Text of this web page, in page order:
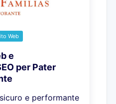
Web
e
per Pater
e performante